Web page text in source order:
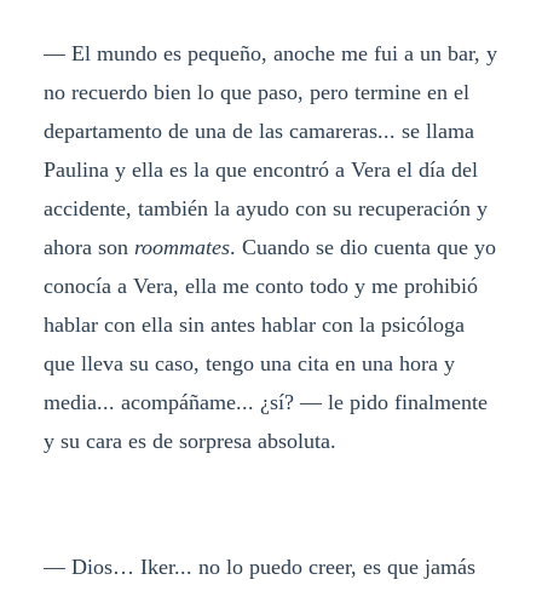
— El mundo es pequeño, anoche me fui a un bar, y
no recuerdo bien lo que paso, pero termine en el
departamento de una de las camareras... se llama
Paulina y ella es la que encontró a Vera el día del
accidente, también la ayudo con su recuperación y
ahora son roommates. Cuando se dio cuenta que yo
conocía a Vera, ella me conto todo y me prohibió
hablar con ella sin antes hablar con la psicóloga
que lleva su caso, tengo una cita en una hora y
media... acompáñame... ¿sí? — le pido finalmente
y su cara es de sorpresa absoluta.
— Dios… Iker... no lo puedo creer, es que jamás